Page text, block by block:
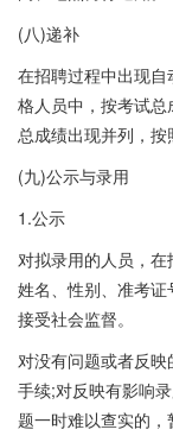
(八)递补
在招聘过程中出现
格人员中，按考试
总成绩出现并列，按
(九)公示与录用
1.公示
对拟录用的人员，
姓名、性别、准考证
接受社会监督。
对没有问题或者反
手续;对反映有影响
题一时难以查实的